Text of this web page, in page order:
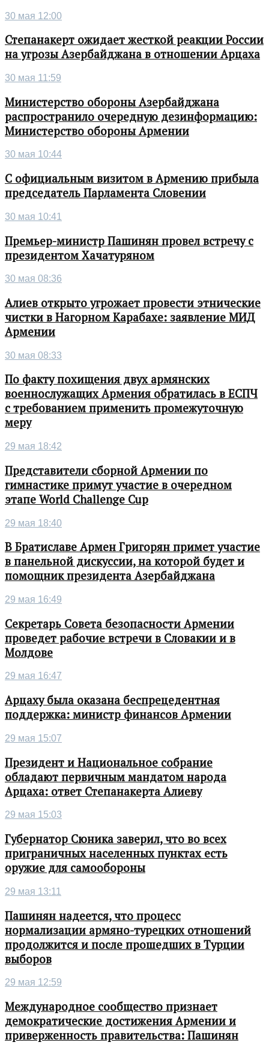
30 мая 12:00
Степанакерт ожидает жесткой реакции России
на угрозы Азербайджана в отношении Арцаха
30 мая 11:59
Министерство обороны Азербайджана
распространило очередную дезинформацию:
Министерство обороны Армении
30 мая 10:44
С официальным визитом в Армению прибыла
председатель Парламента Словении
30 мая 10:41
Премьер-министр Пашинян провел встречу с
президентом Хачатуряном
30 мая 08:36
Алиев открыто угрожает провести этнические
чистки в Нагорном Карабахе: заявление МИД
Армении
30 мая 08:33
По факту похищения двух армянских
военнослужащих Армения обратилась в ЕСПЧ
с требованием применить промежуточную
меру
29 мая 18:42
Представители сборной Армении по
гимнастике примут участие в очередном
этапе World Challenge Cup
29 мая 18:40
В Братиславе Армен Григорян примет участие
в панельной дискуссии, на которой будет и
помощник президента Азербайджана
29 мая 16:49
Секретарь Совета безопасности Армении
проведет рабочие встречи в Словакии и в
Молдове
29 мая 16:47
Арцаху была оказана беспрецедентная
поддержка: министр финансов Армении
29 мая 15:07
Президент и Национальное собрание
обладают первичным мандатом народа
Арцаха: ответ Степанакерта Алиеву
29 мая 15:03
Губернатор Сюника заверил, что во всех
приграничных населенных пунктах есть
оружие для самообороны
29 мая 13:11
Пашинян надеется, что процесс
нормализации армяно-турецких отношений
продолжится и после прошедших в Турции
выборов
29 мая 12:59
Международное сообщество признает
демократические достижения Армении и
приверженность правительства: Пашинян